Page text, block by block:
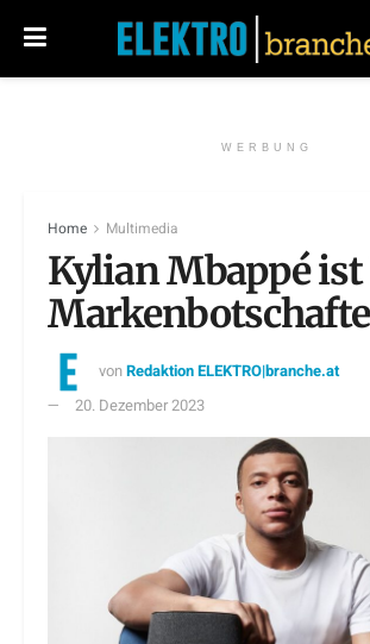
WERBUNG
Home Multimedia
Kylian Mbappé ist
vonRedaktion ELEKTRO|branche.at
20. Dezember 2023